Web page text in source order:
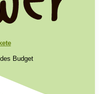
Budget